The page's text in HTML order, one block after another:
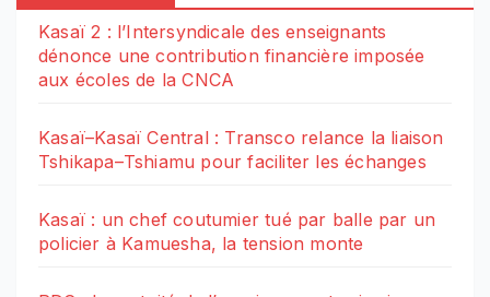
Kasaï 2 : l’Intersyndicale des enseignants
dénonce une contribution financière imposée
aux écoles de la CNCA
Kasaï–Kasaï Central : Transco relance la liaison
Tshikapa–Tshiamu pour faciliter les échanges
Kasaï : un chef coutumier tué par balle par un
policier à Kamuesha, la tension monte